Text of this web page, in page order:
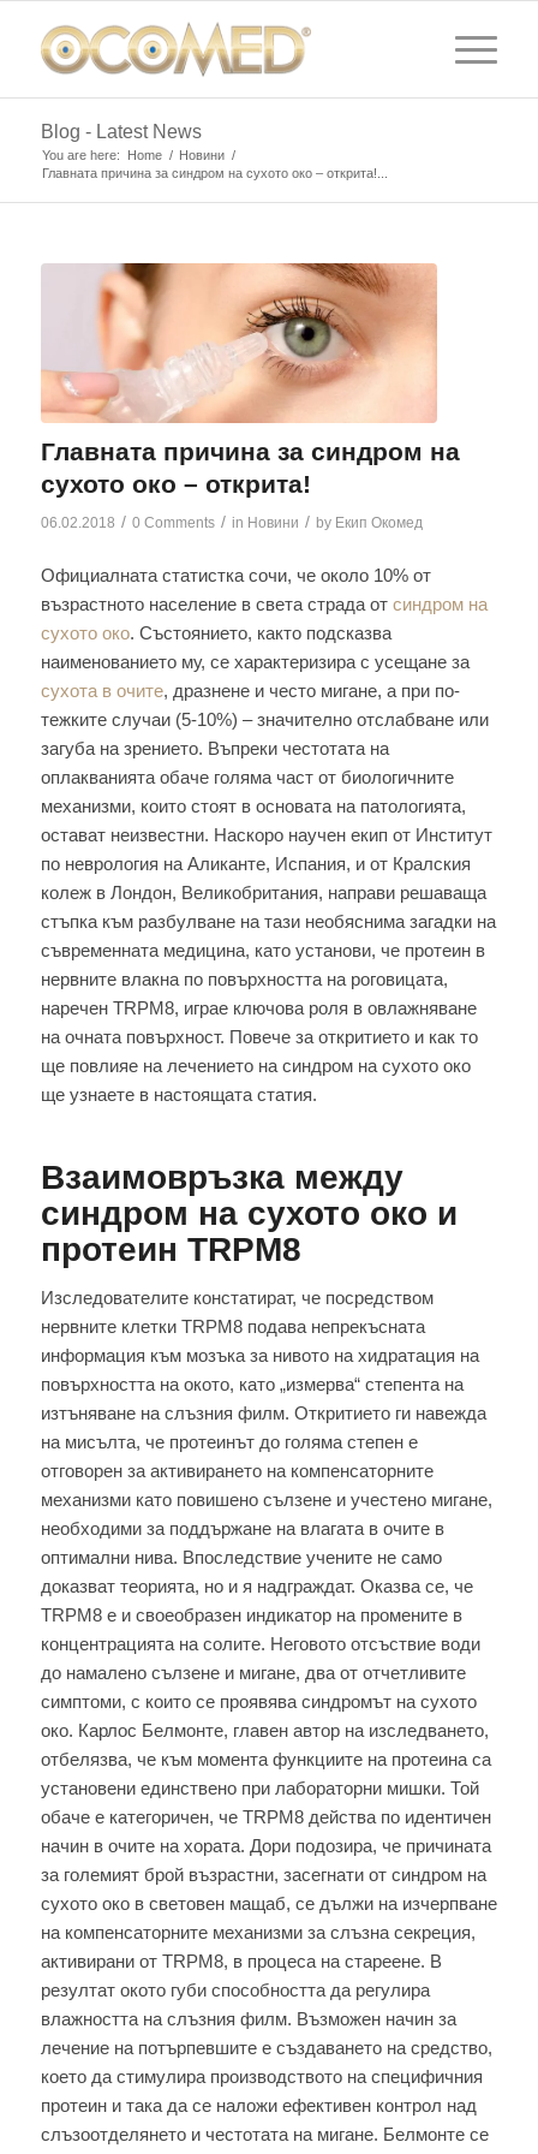
Blog - Latest News
You are here: Home / Новини /
Главната причина за синдром на сухото око – открита!...
Главната причина за синдром на
сухото око – открита!
06.02.2018 / 0 Comments / in Новини / by Екип Окомед
Официалната статистка сочи, че около 10% от
възрастното население в света страда от синдром на
сухото око. Състоянието, както подсказва
наименованието му, се характеризира с усещане за
сухота в очите, дразнене и често мигане, а при по-
тежките случаи (5-10%) – значително отслабване или
загуба на зрението. Въпреки честотата на
оплакванията обаче голяма част от биологичните
механизми, които стоят в основата на патологията,
остават неизвестни. Наскоро научен екип от Институт
по неврология на Аликанте, Испания, и от Кралския
колеж в Лондон, Великобритания, направи решаваща
стъпка към разбулване на тази необяснима загадки на
съвременната медицина, като установи, че протеин в
нервните влакна по повърхността на роговицата,
наречен TRPM8, играе ключова роля в овлажняване
на очната повърхност. Повече за откритието и как то
ще повлияе на лечението на синдром на сухото око
ще узнаете в настоящата статия.
Взаимовръзка между
синдром на сухото око и
протеин TRPM8
Изследователите констатират, че посредством
нервните клетки TRPM8 подава непрекъсната
информация към мозъка за нивото на хидратация на
повърхността на окото, като „измерва“ степента на
изтъняване на слъзния филм. Откритието ги навежда
на мисълта, че протеинът до голяма степен е
отговорен за активирането на компенсаторните
механизми като повишено сълзене и учестено мигане,
необходими за поддържане на влагата в очите в
оптимални нива. Впоследствие учените не само
доказват теорията, но и я надграждат. Оказва се, че
TRPM8 е и своеобразен индикатор на промените в
концентрацията на солите. Неговото отсъствие води
до намалено сълзене и мигане, два от отчетливите
симптоми, с които се проявява синдромът на сухото
око. Карлос Белмонте, главен автор на изследването,
отбелязва, че към момента функциите на протеина са
установени единствено при лабораторни мишки. Той
обаче е категоричен, че TRPM8 действа по идентичен
начин в очите на хората. Дори подозира, че причината
за големият брой възрастни, засегнати от синдром на
сухото око в световен мащаб, се дължи на изчерпване
на компенсаторните механизми за слъзна секреция,
активирани от TRPM8, в процеса на стареене. В
резултат окото губи способността да регулира
влажността на слъзния филм. Възможен начин за
лечение на потърпевшите е създаването на средство,
което да стимулира производството на специфичния
протеин и така да се наложи ефективен контрол над
слъзоотделянето и честотата на мигане. Белмонте се